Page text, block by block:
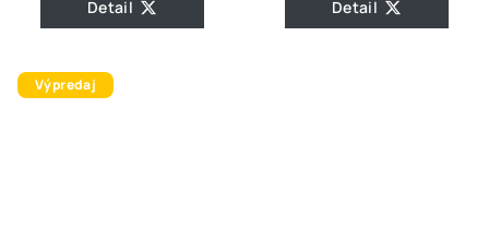
Detail Detail
Výpredaj